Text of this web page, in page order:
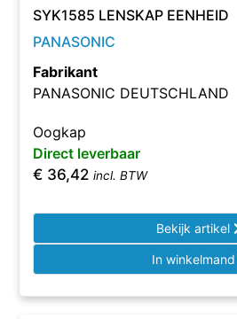
SYK1585 LENSKAP EENHEID
PANASONIC
Fabrikant
PANASONIC DEUTSCHLAND
Oogkap
Direct leverbaar
€ 36,42 incl. BTW
Bekijk artikel
In winkelmand